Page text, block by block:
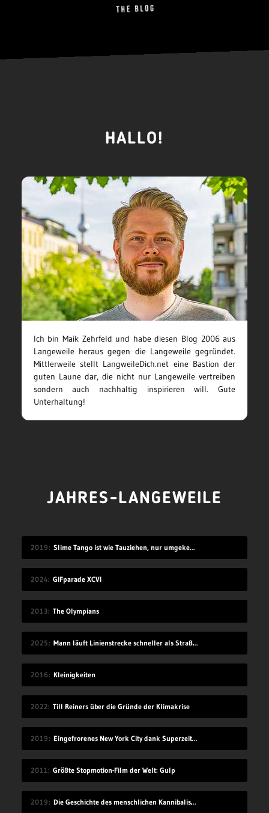
HALLO!
Ich bin Maik Zehrfeld und habe diesen Blog 2006 aus
Langeweile heraus gegen die Langeweile gegründet.
Mittlerweile stellt LangweileDich.net eine Bastion der
guten Laune dar, die nicht nur Langeweile vertreiben
sondern auch nachhaltig inspirieren will. Gute
Unterhaltung!
JAHRES-LANGEWEILE
2019 Slime Tango ist wie Tauziehen, nur umgekehrt
2024 GIFparade XCVI
2013 The Olympians
2025 Mann läuft Linienstrecke schneller als Straßenbahn
2016 Kleinigkeiten
2022 Till Reiners über die Gründe der Klimakrise
2019 Eingefrorenes New York City dank Superzeitlupe
2011 Größte Stopmotion-Film der Welt: Gulp
2019 Die Geschichte des menschlichen Kannibalismus